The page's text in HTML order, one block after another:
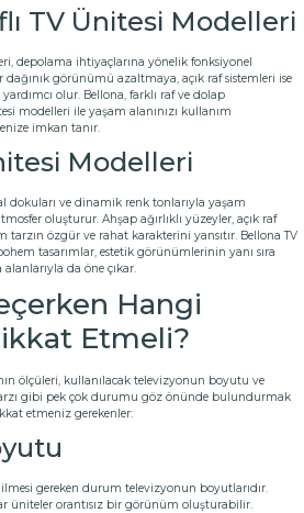
TV Ünitesi Modelleri
depolama ihtiyaçlarına yönelik fonksiyonel
görünümü azaltmaya, açık raf sistemleri ise
yardımcı olur. Bellona, farklı raf ve dolap
modelleri ile yaşam alanınızı kullanım
imkan tanır.
Modelleri
dokuları ve dinamik renk tonlarıyla yaşam
oluşturur. Ahşap ağırlıklı yüzeyler, açık raf
tarzın özgür ve rahat karakterini yansıtır. Bellona TV
tasarımlar, estetik görünümlerinin yanı sıra
da öne çıkar.
Hangi
Etmeli?
ölçüleri, kullanılacak televizyonun boyutu ve
gibi pek çok durumu göz önünde bulundurmak
etmeniz gerekenler:
gereken durum televizyonun boyutlarıdır.
üniteler orantısız bir görünüm oluşturabilir.